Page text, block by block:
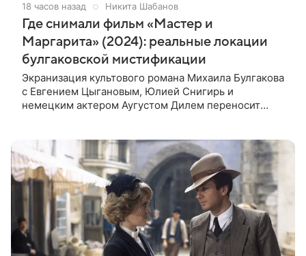
18 часов назад Никита Шабанов
Где снимали фильм «Мастер и
Маргарита» (2024): реальные локации
булгаковской мистификации
Экранизация культового романа Михаила Булгакова
с Евгением Цыгановым, Юлией Снигирь и
немецким актером Аугустом Дилем переносит